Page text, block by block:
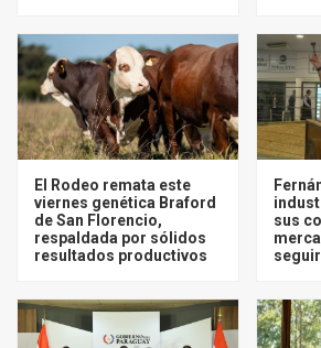
El Rodeo remata este
viernes genética Braford
de San Florencio,
respaldada por sólidos
resultados productivos
sus